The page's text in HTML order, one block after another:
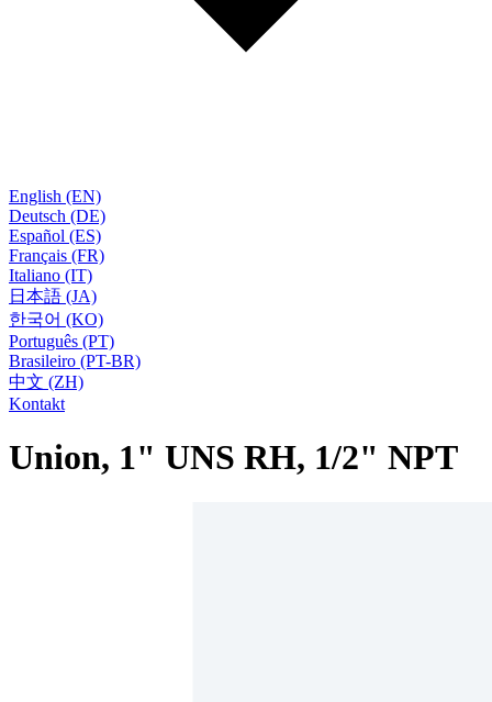
English (EN)
Deutsch (DE)
Español (ES)
Français (FR)
Italiano (IT)
日本語 (JA)
한국어 (KO)
Português (PT)
Brasileiro (PT-BR)
中文 (ZH)
Kontakt
Union, 1" UNS RH, 1/2" NPT